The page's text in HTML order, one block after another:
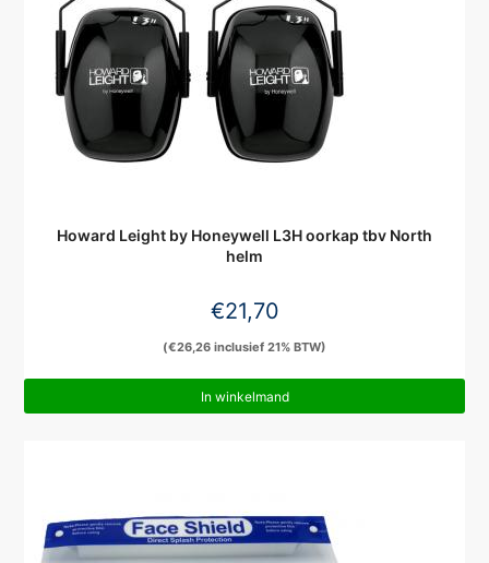
Howard Leight by Honeywell L3H oorkap tbv North
helm
€21,70
(€26,26 inclusief 21% BTW)
In winkelmand